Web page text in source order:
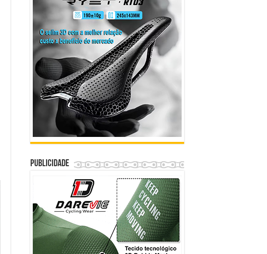
Publicidade